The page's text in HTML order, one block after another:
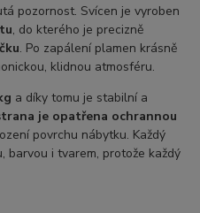
pozornost. Svícen je vyroben
, do kterého je precizně
. Po zapálení plamen krásně
klidnou atmosféru.
a díky tomu je stabilní a
je opatřena ochrannou
povrchu nábytku. Každý
barvou i tvarem, protože každý